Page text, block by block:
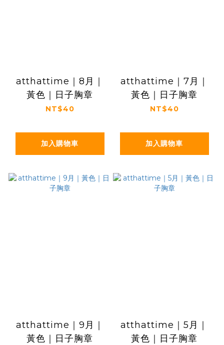
atthattime｜8月｜
黃色｜日子胸章
NT$40
加入購物車
atthattime｜7月｜
黃色｜日子胸章
NT$40
加入購物車
atthattime｜9月｜
黃色｜日子胸章
atthattime｜5月｜
黃色｜日子胸章